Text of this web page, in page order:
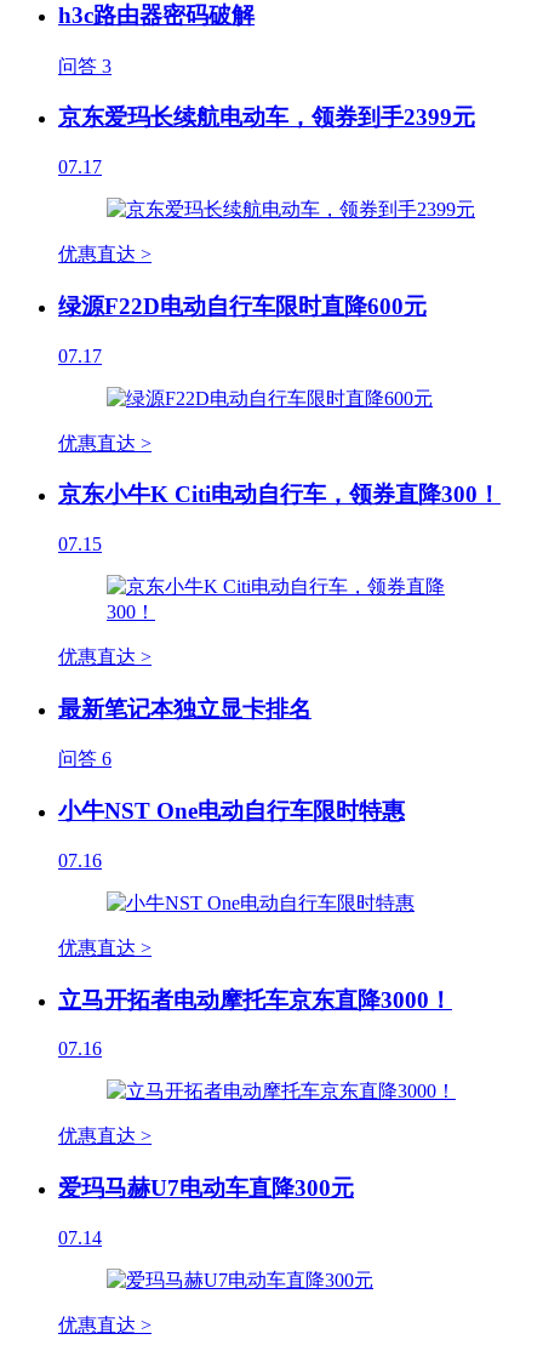
h3c路由器密码破解
问答 3
京东爱玛长续航电动车，领券到手2399元
07.17
优惠直达 >
绿源F22D电动自行车限时直降600元
07.17
优惠直达 >
京东小牛K Citi电动自行车，领券直降300！
07.15
优惠直达 >
最新笔记本独立显卡排名
问答 6
小牛NST One电动自行车限时特惠
07.16
优惠直达 >
立马开拓者电动摩托车京东直降3000！
07.16
优惠直达 >
爱玛马赫U7电动车直降300元
07.14
优惠直达 >